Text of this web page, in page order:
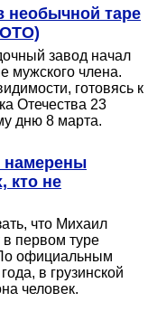
необычной таре
завод начал
мужского члена.
готовясь к
Отечества 23
дню 8 марта.
намерены
кто не
что Михаил
первом туре
официальным
в грузинской
человек.